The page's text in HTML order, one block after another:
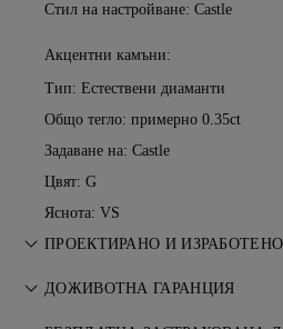
Стил на настройване: Castle
Акцентни камъни:
Тип: Естествени диаманти
Общо тегло: примерно 0.35ct
Задаване на: Castle
Цвят: G
Яснота: VS
ПРОЕКТИРАНО И ИЗРАБОТЕНО
Изкуството на бижутерията,
ДОЖИВОТНА ГАРАНЦИЯ
Всяка покупка от 77 Diamonds